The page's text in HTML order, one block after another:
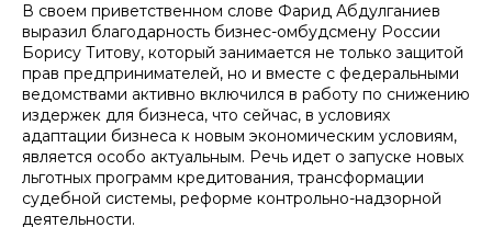
В своем приветственном слове Фарид Абдулганиев
выразил благодарность бизнес-омбудсмену России
Борису Титову, который занимается не только защитой
прав предпринимателей, но и вместе с федеральными
ведомствами активно включился в работу по снижению
издержек для бизнеса, что сейчас, в условиях
адаптации бизнеса к новым экономическим условиям,
является особо актуальным. Речь идет о запуске новых
льготных программ кредитования, трансформации
судебной системы, реформе контрольно-надзорной
деятельности.